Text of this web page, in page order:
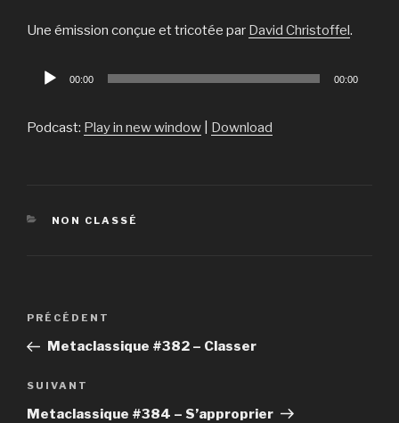
Une émission conçue et tricotée par David Christoffel.
Lecteur
00:00 00:00
Podcast: Play in new window Download
CATÉGORIES
NON CLASSÉ
Navigation
l’article
Article
précédent
PRÉCÉDENT
Metaclassique #382 – Classer
Article
suivant
SUIVANT
Metaclassique #384 – S’approprier